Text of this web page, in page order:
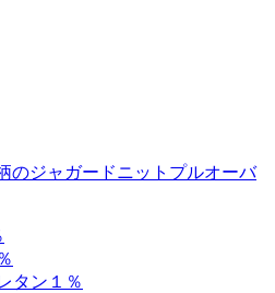
のジャガードニットプルオーバ
タン１％